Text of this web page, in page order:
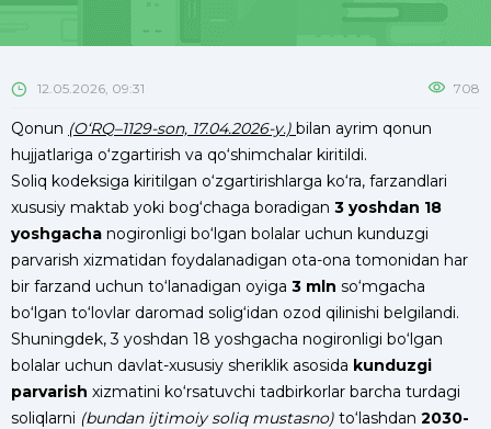
12.05.2026, 09:31 708
Qonun (O‘RQ–1129-son, 17.04.2026-y.) bilan ayrim qonun
hujjatlariga o‘zgartirish va qo‘shimchalar kiritildi.
Soliq kodeksiga kiritilgan o‘zgartirishlarga ko‘ra, farzandlari
xususiy maktab yoki bog‘chaga boradigan 3 yoshdan 18
yoshgacha nogironligi bo‘lgan bolalar uchun kunduzgi
parvarish xizmatidan foydalanadigan ota-ona tomonidan har
bir farzand uchun to‘lanadigan oyiga 3 mln so‘mgacha
bo‘lgan to‘lovlar daromad solig‘idan ozod qilinishi belgilandi.
Shuningdek, 3 yoshdan 18 yoshgacha nogironligi bo‘lgan
bolalar uchun davlat-xususiy sheriklik asosida kunduzgi
parvarish xizmatini ko‘rsatuvchi tadbirkorlar barcha turdagi
soliqlarni (bundan ijtimoiy soliq mustasno) to‘lashdan 2030-